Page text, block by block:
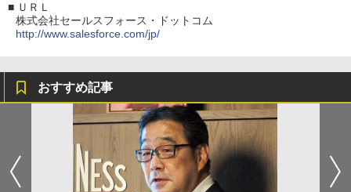
■ ＵＲＬ
株式会社セールスフォース・ドットコム
http://www.salesforce.com/jp/
おすすめ記事